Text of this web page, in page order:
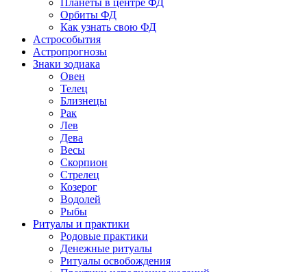
Планеты в центре ФД
Орбиты ФД
Как узнать свою ФД
Астрособытия
Астропрогнозы
Знаки зодиака
Овен
Телец
Близнецы
Рак
Лев
Дева
Весы
Скорпион
Стрелец
Козерог
Водолей
Рыбы
Ритуалы и практики
Родовые практики
Денежные ритуалы
Ритуалы освобождения